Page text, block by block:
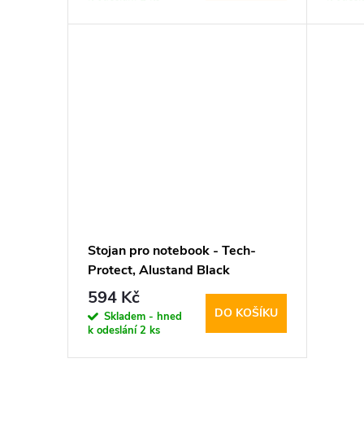
t
d
Stojan pro notebook - Tech-
Protect, Alustand Black
594 Kč
Skladem - hned
k odeslání2 ks
DO KOŠÍKU